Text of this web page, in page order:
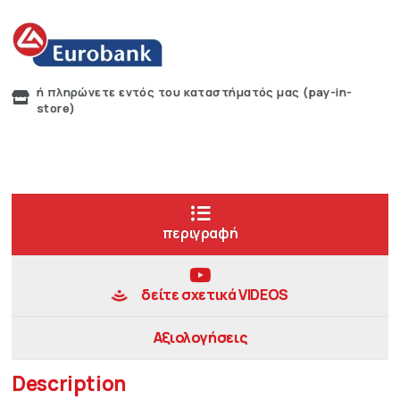
ή πληρώνετε εντός του καταστήματός μας (pay-in-
store)
περιγραφή
δείτε σχετικά VIDEOS
Αξιολογήσεις
Description